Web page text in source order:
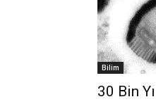
Bilim
30 Bin